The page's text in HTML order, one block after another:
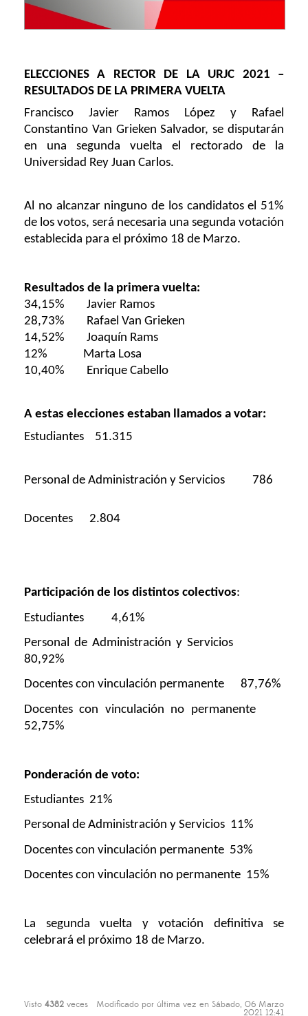
ELECCIONES A RECTOR DE LA URJC 2021 –
RESULTADOS DE LA PRIMERA VUELTA
Francisco Javier Ramos López y Rafael
Constantino Van Grieken Salvador, se disputarán
en una segunda vuelta el rectorado de la
Universidad Rey Juan Carlos.
Al no alcanzar ninguno de los candidatos el 51%
de los votos, será necesaria una segunda votación
establecida para el próximo 18 de Marzo.
Resultados de la primera vuelta:
34,15%
Javier Ramos
28,73%
Rafael Van Grieken
14,52%
Joaquín Rams
12%
Marta Losa
10,40%
Enrique Cabello
A estas elecciones estaban llamados a votar:
Estudiantes 51.315
Personal de Administración y Servicios 786
Docentes 2.804
Participación de los distintos colectivos:
Estudiantes
4,61%
Personal de Administración y Servicios
80,92%
Docentes con vinculación permanente
87,76%
Docentes con vinculación no permanente
52,75%
Ponderación de voto:
Estudiantes 21%
Personal de Administración y Servicios 11%
Docentes con vinculación permanente 53%
Docentes con vinculación no permanente 15%
La segunda vuelta y votación definitiva se
celebrará el próximo 18 de Marzo.
Visto 4382 veces Modificado por última vez en Sábado, 06 Marzo
2021 12:41